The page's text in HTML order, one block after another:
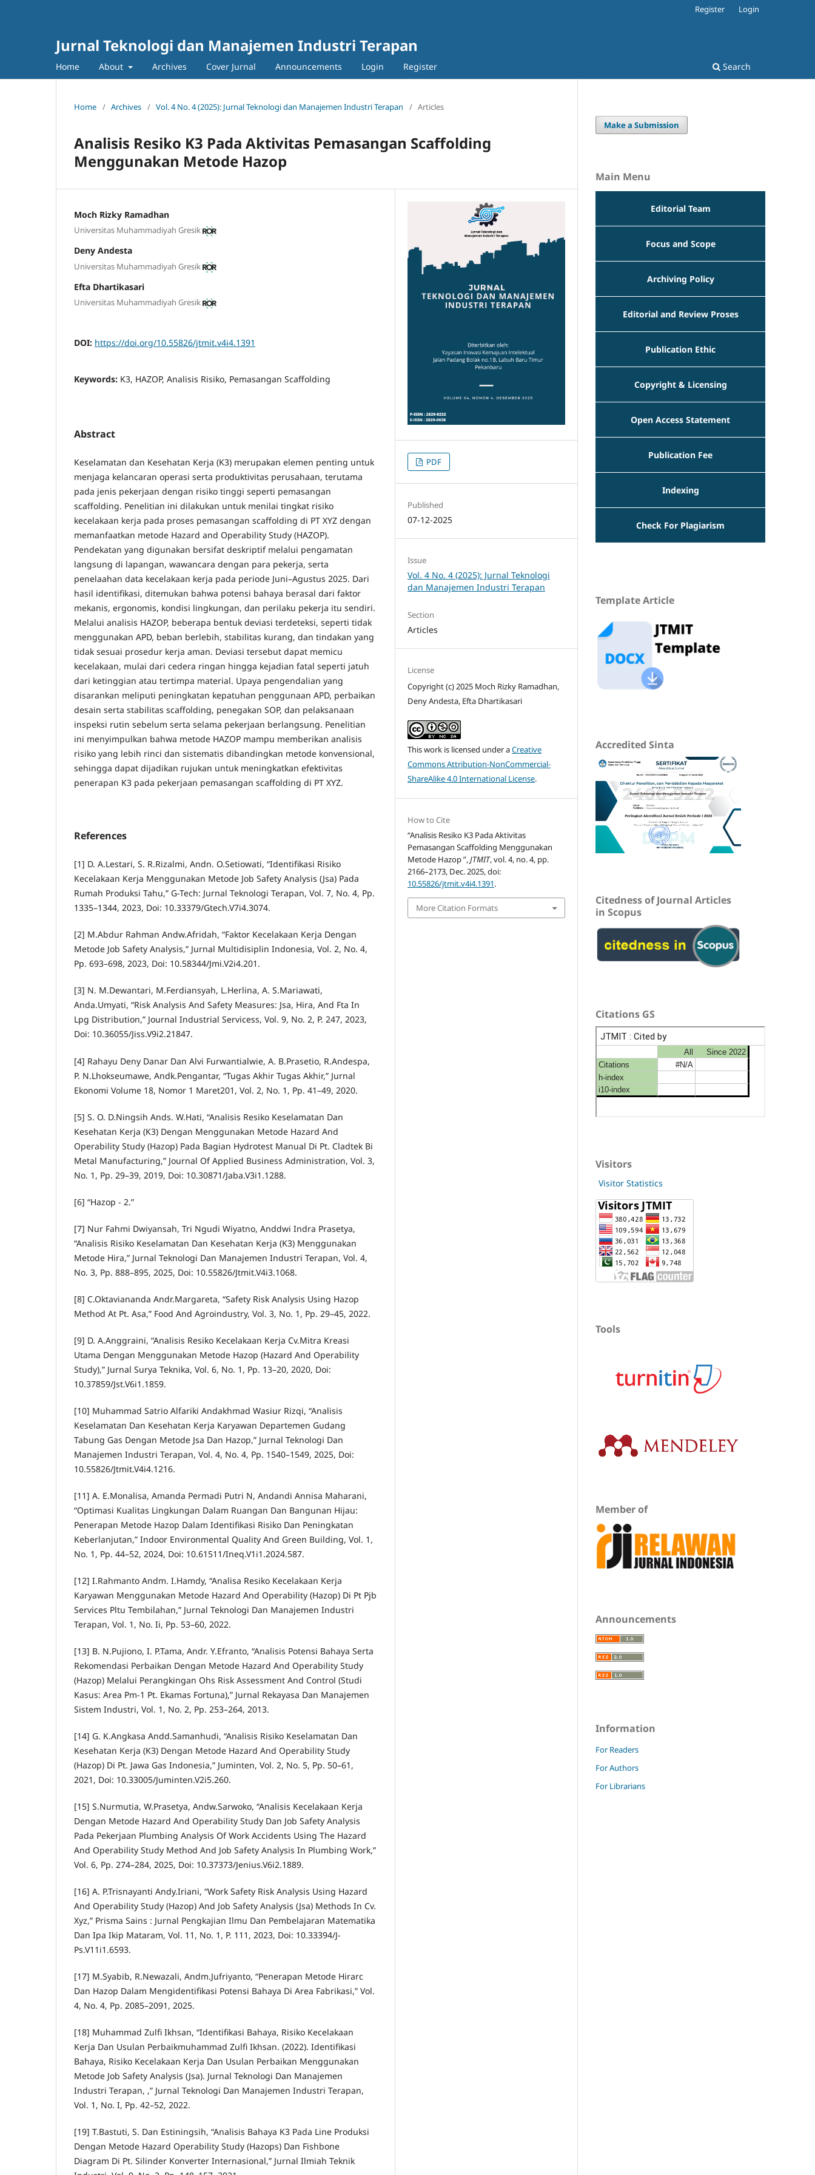
Jurnal Teknologi dan Manajemen Industri Terapan
Home About Archives Cover Jurnal Announcements Login Register Search
Register Login
Home / Archives / Vol. 4 No. 4 (2025): Jurnal Teknologi dan Manajemen Industri Terapan / Articles
Analisis Resiko K3 Pada Aktivitas Pemasangan Scaffolding
Menggunakan Metode Hazop
Moch Rizky Ramadhan
Universitas Muhammadiyah Gresik
Deny Andesta
Universitas Muhammadiyah Gresik
Efta Dhartikasari
Universitas Muhammadiyah Gresik
DOI: https://doi.org/10.55826/jtmit.v4i4.1391
Keywords: K3, HAZOP, Analisis Risiko, Pemasangan Scaffolding
Abstract
Keselamatan dan Kesehatan Kerja (K3) merupakan elemen penting untuk
menjaga kelancaran operasi serta produktivitas perusahaan, terutama
pada jenis pekerjaan dengan risiko tinggi seperti pemasangan
scaffolding. Penelitian ini dilakukan untuk menilai tingkat risiko
kecelakaan kerja pada proses pemasangan scaffolding di PT XYZ dengan
memanfaatkan metode Hazard and Operability Study (HAZOP).
Pendekatan yang digunakan bersifat deskriptif melalui pengamatan
langsung di lapangan, wawancara dengan para pekerja, serta
penelaahan data kecelakaan kerja pada periode Juni–Agustus 2025. Dari
hasil identifikasi, ditemukan bahwa potensi bahaya berasal dari faktor
mekanis, ergonomis, kondisi lingkungan, dan perilaku pekerja itu sendiri.
Melalui analisis HAZOP, beberapa bentuk deviasi terdeteksi, seperti tidak
menggunakan APD, beban berlebih, stabilitas kurang, dan tindakan yang
tidak sesuai prosedur kerja aman. Deviasi tersebut dapat memicu
kecelakaan, mulai dari cedera ringan hingga kejadian fatal seperti jatuh
dari ketinggian atau tertimpa material. Upaya pengendalian yang
disarankan meliputi peningkatan kepatuhan penggunaan APD, perbaikan
desain serta stabilitas scaffolding, penegakan SOP, dan pelaksanaan
inspeksi rutin sebelum serta selama pekerjaan berlangsung. Penelitian
ini menyimpulkan bahwa metode HAZOP mampu memberikan analisis
risiko yang lebih rinci dan sistematis dibandingkan metode konvensional,
sehingga dapat dijadikan rujukan untuk meningkatkan efektivitas
penerapan K3 pada pekerjaan pemasangan scaffolding di PT XYZ.
References
[1] D. A.Lestari, S. R.Rizalmi, Andn. O.Setiowati, “Identifikasi Risiko
Kecelakaan Kerja Menggunakan Metode Job Safety Analysis (Jsa) Pada
Rumah Produksi Tahu,” G-Tech: Jurnal Teknologi Terapan, Vol. 7, No. 4, Pp.
1335–1344, 2023, Doi: 10.33379/Gtech.V7i4.3074.
[2] M.Abdur Rahman Andw.Afridah, “Faktor Kecelakaan Kerja Dengan
Metode Job Safety Analysis,” Jurnal Multidisiplin Indonesia, Vol. 2, No. 4,
Pp. 693–698, 2023, Doi: 10.58344/Jmi.V2i4.201.
[3] N. M.Dewantari, M.Ferdiansyah, L.Herlina, A. S.Mariawati,
Anda.Umyati, “Risk Analysis And Safety Measures: Jsa, Hira, And Fta In
Lpg Distribution,” Journal Industrial Servicess, Vol. 9, No. 2, P. 247, 2023,
Doi: 10.36055/Jiss.V9i2.21847.
[4] Rahayu Deny Danar Dan Alvi Furwantialwie, A. B.Prasetio, R.Andespa,
P. N.Lhokseumawe, Andk.Pengantar, “Tugas Akhir Tugas Akhir,” Jurnal
Ekonomi Volume 18, Nomor 1 Maret201, Vol. 2, No. 1, Pp. 41–49, 2020.
[5] S. O. D.Ningsih Ands. W.Hati, “Analisis Resiko Keselamatan Dan
Kesehatan Kerja (K3) Dengan Menggunakan Metode Hazard And
Operability Study (Hazop) Pada Bagian Hydrotest Manual Di Pt. Cladtek Bi
Metal Manufacturing,” Journal Of Applied Business Administration, Vol. 3,
No. 1, Pp. 29–39, 2019, Doi: 10.30871/Jaba.V3i1.1288.
[6] “Hazop - 2.”
[7] Nur Fahmi Dwiyansah, Tri Ngudi Wiyatno, Anddwi Indra Prasetya,
“Analisis Risiko Keselamatan Dan Kesehatan Kerja (K3) Menggunakan
Metode Hira,” Jurnal Teknologi Dan Manajemen Industri Terapan, Vol. 4,
No. 3, Pp. 888–895, 2025, Doi: 10.55826/Jtmit.V4i3.1068.
[8] C.Oktaviananda Andr.Margareta, “Safety Risk Analysis Using Hazop
Method At Pt. Asa,” Food And Agroindustry, Vol. 3, No. 1, Pp. 29–45, 2022.
[9] D. A.Anggraini, “Analisis Resiko Kecelakaan Kerja Cv.Mitra Kreasi
Utama Dengan Menggunakan Metode Hazop (Hazard And Operability
Study),” Jurnal Surya Teknika, Vol. 6, No. 1, Pp. 13–20, 2020, Doi:
10.37859/Jst.V6i1.1859.
[10] Muhammad Satrio Alfariki Andakhmad Wasiur Rizqi, “Analisis
Keselamatan Dan Kesehatan Kerja Karyawan Departemen Gudang
Tabung Gas Dengan Metode Jsa Dan Hazop,” Jurnal Teknologi Dan
Manajemen Industri Terapan, Vol. 4, No. 4, Pp. 1540–1549, 2025, Doi:
10.55826/Jtmit.V4i4.1216.
[11] A. E.Monalisa, Amanda Permadi Putri N, Andandi Annisa Maharani,
“Optimasi Kualitas Lingkungan Dalam Ruangan Dan Bangunan Hijau:
Penerapan Metode Hazop Dalam Identifikasi Risiko Dan Peningkatan
Keberlanjutan,” Indoor Environmental Quality And Green Building, Vol. 1,
No. 1, Pp. 44–52, 2024, Doi: 10.61511/Ineq.V1i1.2024.587.
[12] I.Rahmanto Andm. I.Hamdy, “Analisa Resiko Kecelakaan Kerja
Karyawan Menggunakan Metode Hazard And Operability (Hazop) Di Pt Pjb
Services Pltu Tembilahan,” Jurnal Teknologi Dan Manajemen Industri
Terapan, Vol. 1, No. Ii, Pp. 53–60, 2022.
[13] B. N.Pujiono, I. P.Tama, Andr. Y.Efranto, “Analisis Potensi Bahaya Serta
Rekomendasi Perbaikan Dengan Metode Hazard And Operability Study
(Hazop) Melalui Perangkingan Ohs Risk Assessment And Control (Studi
Kasus: Area Pm-1 Pt. Ekamas Fortuna),” Jurnal Rekayasa Dan Manajemen
Sistem Industri, Vol. 1, No. 2, Pp. 253–264, 2013.
[14] G. K.Angkasa Andd.Samanhudi, “Analisis Risiko Keselamatan Dan
Kesehatan Kerja (K3) Dengan Metode Hazard And Operability Study
(Hazop) Di Pt. Jawa Gas Indonesia,” Juminten, Vol. 2, No. 5, Pp. 50–61,
2021, Doi: 10.33005/Juminten.V2i5.260.
[15] S.Nurmutia, W.Prasetya, Andw.Sarwoko, “Analisis Kecelakaan Kerja
Dengan Metode Hazard And Operability Study Dan Job Safety Analysis
Pada Pekerjaan Plumbing Analysis Of Work Accidents Using The Hazard
And Operability Study Method And Job Safety Analysis In Plumbing Work,”
Vol. 6, Pp. 274–284, 2025, Doi: 10.37373/Jenius.V6i2.1889.
[16] A. P.Trisnayanti Andy.Iriani, “Work Safety Risk Analysis Using Hazard
And Operability Study (Hazop) And Job Safety Analysis (Jsa) Methods In Cv.
Xyz,” Prisma Sains : Jurnal Pengkajian Ilmu Dan Pembelajaran Matematika
Dan Ipa Ikip Mataram, Vol. 11, No. 1, P. 111, 2023, Doi: 10.33394/J-
Ps.V11i1.6593.
[17] M.Syabib, R.Newazali, Andm.Jufriyanto, “Penerapan Metode Hirarc
Dan Hazop Dalam Mengidentifikasi Potensi Bahaya Di Area Fabrikasi,” Vol.
4, No. 4, Pp. 2085–2091, 2025.
[18] Muhammad Zulfi Ikhsan, “Identifikasi Bahaya, Risiko Kecelakaan
Kerja Dan Usulan Perbaikmuhammad Zulfi Ikhsan. (2022). Identifikasi
Bahaya, Risiko Kecelakaan Kerja Dan Usulan Perbaikan Menggunakan
Metode Job Safety Analysis (Jsa). Jurnal Teknologi Dan Manajemen
Industri Terapan, ,” Jurnal Teknologi Dan Manajemen Industri Terapan,
Vol. 1, No. I, Pp. 42–52, 2022.
[19] T.Bastuti, S. Dan Estiningsih, “Analisis Bahaya K3 Pada Line Produksi
Dengan Metode Hazard Operability Study (Hazops) Dan Fishbone
Diagram Di Pt. Silinder Konverter Internasional,” Jurnal Ilmiah Teknik
PDF
Published
07-12-2025
Issue
Vol. 4 No. 4 (2025): Jurnal Teknologi
dan Manajemen Industri Terapan
Section
Articles
License
Copyright (c) 2025 Moch Rizky Ramadhan,
Deny Andesta, Efta Dhartikasari
This work is licensed under aCreative
Commons Attribution-NonCommercial-
ShareAlike 4.0 International License.
How to Cite
“Analisis Resiko K3 Pada Aktivitas
Pemasangan Scaffolding Menggunakan
Metode Hazop ”,JTMIT, vol. 4, no. 4, pp.
2166–2173, Dec. 2025, doi:
10.55826/jtmit.v4i4.1391.
More Citation Formats
Make a Submission
Main Menu
Editorial Team
Focus and Scope
Archiving Policy
Editorial and Review Proses
Publication Ethic
Copyright & Licensing
Open Access Statement
Publication Fee
Indexing
Check For Plagiarism
Template Article
Accredited Sinta
Citedness of Journal Articles
in Scopus
Citations GS
Visitors
Visitor Statistics
Tools
Member of
Announcements
Information
For Readers
For Authors
For Librarians